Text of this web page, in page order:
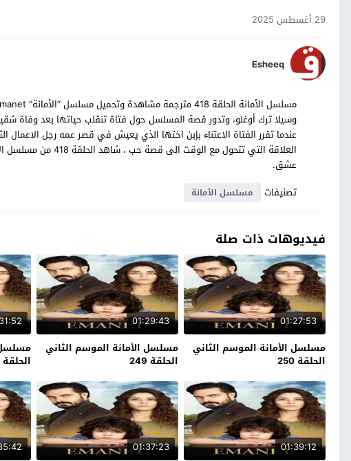
29 أغسطس 2025
Esheeq
وسيلا ترك أوغلو، وتدور قصة المسلسل حول فتاة تنقلب حياتها بعد وفاة
عندما تقرر الفتاة الاعتناء بإبن اختها الذي يعيش في قصر عمه رجل
العلاقة التي تتحول مع
عشق.
تصنيفات
مسلسل الأمانة
فيديوهات ذات صلة
01:27:53
مسلسل الأمانة الموسم الثاني
الحلقة 250
01:29:43
مسلسل الأمانة الموسم الثاني
الحلقة 249
مسلسل
الحلقة 248
01:39:12
01:37:23